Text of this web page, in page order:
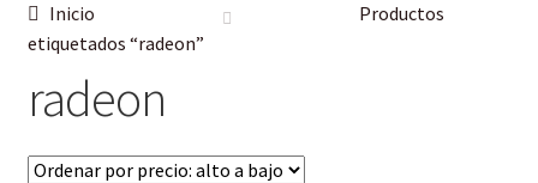
Inicio
Productos
etiquetados “radeon”
radeon